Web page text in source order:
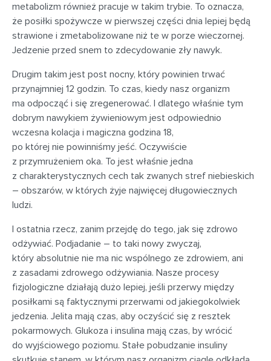
metabolizm również pracuje w takim trybie. To oznacza,
że posiłki spożywcze w pierwszej części dnia lepiej będą
strawione i zmetabolizowane niż te w porze wieczornej.
Jedzenie przed snem to zdecydowanie zły nawyk.
Drugim takim jest post nocny, który powinien trwać
przynajmniej 12 godzin. To czas, kiedy nasz organizm
ma odpocząć i się zregenerować. I dlatego właśnie tym
dobrym nawykiem żywieniowym jest odpowiednio
wczesna kolacja i magiczna godzina 18,
po której nie powinniśmy jeść. Oczywiście
z przymrużeniem oka. To jest właśnie jedna
z charakterystycznych cech tak zwanych stref niebieskich
– obszarów, w których żyje najwięcej długowiecznych
ludzi.
I ostatnia rzecz, zanim przejdę do tego, jak się zdrowo
odżywiać. Podjadanie – to taki nowy zwyczaj,
który absolutnie nie ma nic wspólnego ze zdrowiem, ani
z zasadami zdrowego odżywiania. Nasze procesy
fizjologiczne działają dużo lepiej, jeśli przerwy między
posiłkami są faktycznymi przerwami od jakiegokolwiek
jedzenia. Jelita mają czas, aby oczyścić się z resztek
pokarmowych. Glukoza i insulina mają czas, by wrócić
do wyjściowego poziomu. Stałe pobudzanie insuliny